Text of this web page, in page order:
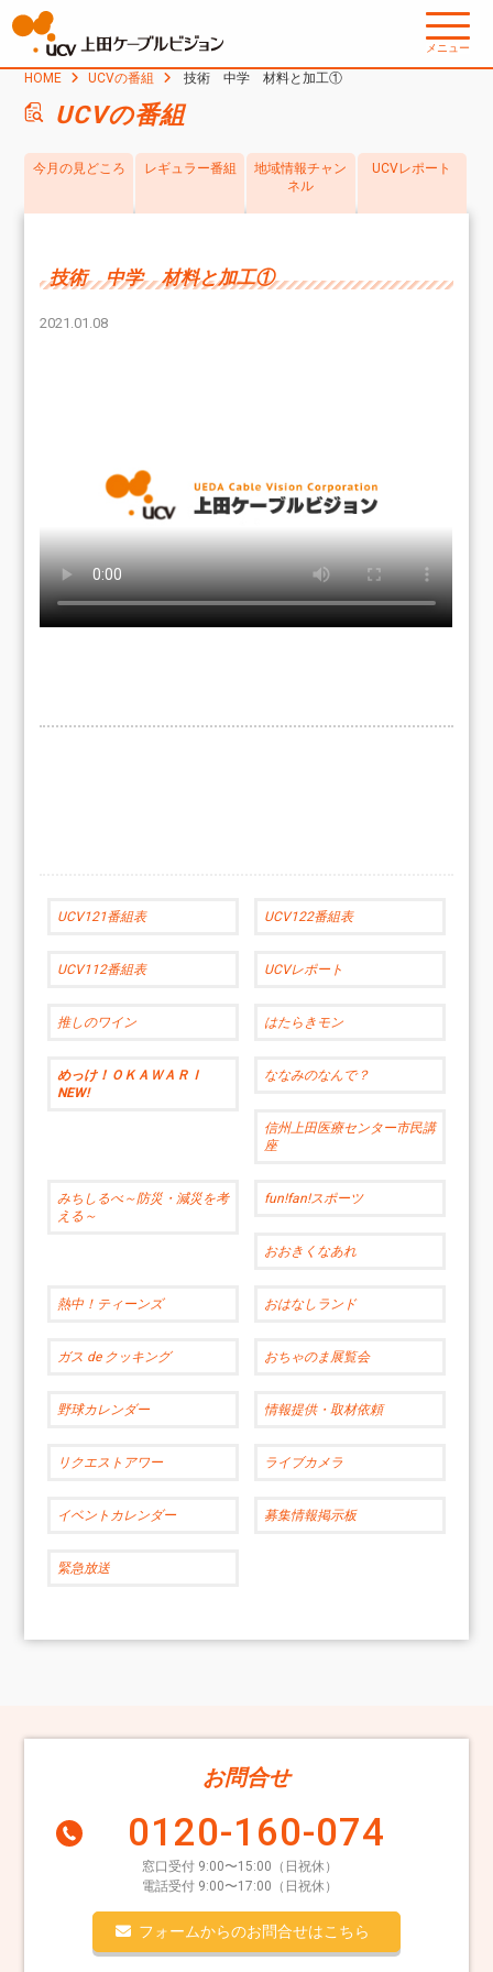
メニュー
HOME UCVの番組 技術 中学 材料と加工①
UCVの番組
今月の見どころ レギュラー番組
地域情報チャン
ネル
UCVレポート
技術 中学 材料と加工①
2021.01.08
UCV121番組表 UCV122番組表
UCV112番組表 UCVレポート
推しのワイン はたらきモン
めっけ！ＯＫＡＷＡＲＩ
NEW!
ななみのなんで？
信州上田医療センター市民講
座
みちしるべ～防災・減災を考
える～
fun!fan!スポーツ
おおきくなあれ
熱中！ティーンズ おはなしランド
ガス de クッキング おちゃのま展覧会
野球カレンダー 情報提供・取材依頼
リクエストアワー ライブカメラ
イベントカレンダー 募集情報掲示板
緊急放送
お問合せ
0120-160-074
窓口受付 9:00〜15:00（日祝休）
電話受付 9:00〜17:00（日祝休）
フォームからのお問合せはこちら